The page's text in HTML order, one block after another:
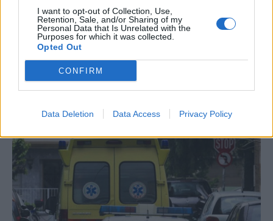
I want to opt-out of Collection, Use,
Retention, Sale, and/or Sharing of my
Personal Data that Is Unrelated with the
Purposes for which it was collected.
Opted Out
CONFIRM
Data Deletion Data Access Privacy Policy
Χανιά:Τραγωδία με 47χρονο πατέρα
τεσσάρων παιδιών που τραυματίστηκε
θανάσιμα από αλυσοπρίονο.
Τρ, 8 Μαρ 2022 17:56
Το περιστατικό σημειώθηκε λίγο μετά τις 2 το μεσημέρι